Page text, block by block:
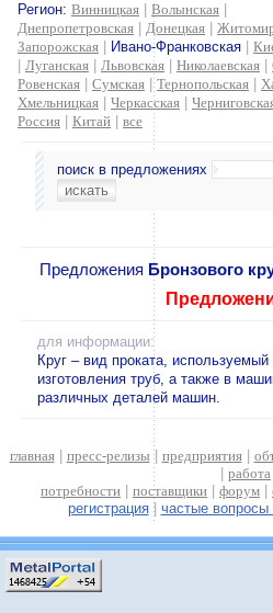
Регион: Винницкая Волынская
Днепропетровская
Донецкая
Запорожская
Ивано-Франковская
Луганская Львовская Николаевская
Ровенская
Сумская |Тернопольская
Хмельницкая
Черкасская
Россия
Китай все
поиск в предложениях
Предложения Бронзового
для информации:
Круг – вид проката, используемый
изготовления труб, а также в
различных деталей машин.
главная| пресс-релизы | предприятия|
работа
потребности
поставщики форум
регистрация| частые вопросы